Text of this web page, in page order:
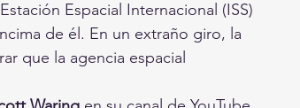
Espacial Internacional (ISS)
de él. En un extraño giro, la
que la agencia espacial